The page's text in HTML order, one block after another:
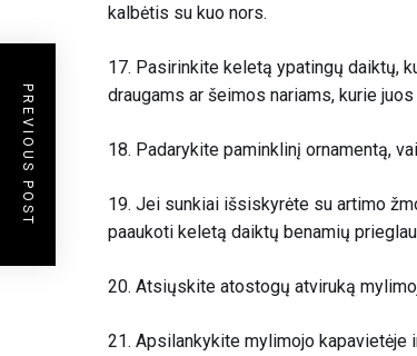
kalbėtis su kuo nors.
17. Pasirinkite keletą ypatingų daiktų,
draugams ar šeimos nariams, kurie
18. Padarykite paminklinį ornamentą,
19. Jei sunkiai išsiskyrėte su artimo
paaukoti keletą daiktų benamių
20. Atsiųskite atostogų atviruką
21. Apsilankykite mylimojo kapavietėje
PREVIOUS POST